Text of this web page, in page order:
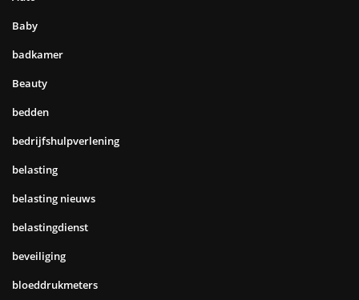
Baby
badkamer
Beauty
bedden
bedrijfshulpverlening
belasting
belasting nieuws
belastingdienst
beveiliging
bloeddrukmeters